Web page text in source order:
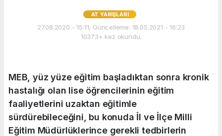
AT YARIŞLARI
27.08.2020 - 15:11, Güncelleme: 18.05.2021 - 16:23
10373+ kez okundu.
MEB, yüz yüze eğitim başladıktan sonra kronik
hastalığı olan lise öğrencilerinin eğitim
faaliyetlerini uzaktan eğitimle
sürdürebileceğini, bu konuda İl ve İlçe Milli
Eğitim Müdürlüklerince gerekli tedbirlerin